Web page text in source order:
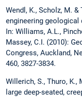
Wendl, K., Scholz, M.
engineering
In: Williams, A.L.,
Massey, C.I. (2010):
Congress, Auckland,
460, 3827-3834.
Willerich, S., Thuro, K.,
large deep-seated,